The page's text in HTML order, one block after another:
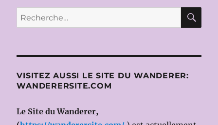
2016-
2017:
LA
Recherche
pour :
VISITEZ AUSSI LE SITE DU WANDERER:
WANDERERSITE.COM
Le Site du Wanderer,